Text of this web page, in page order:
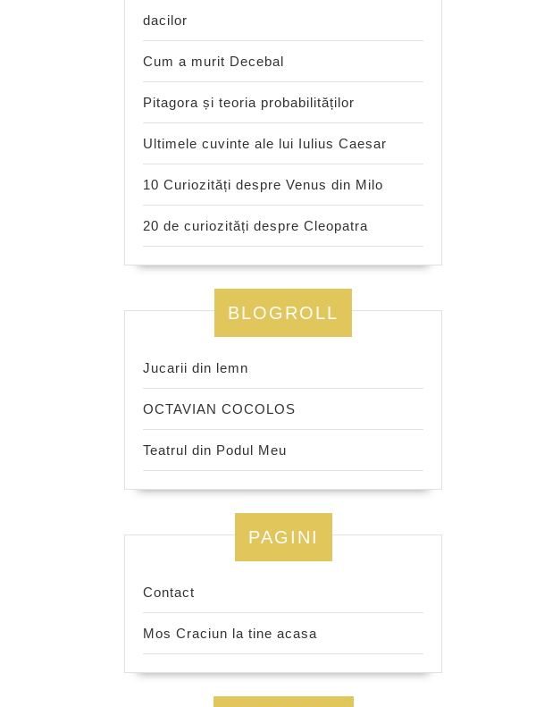
dacilor
Cum a murit Decebal
Pitagora și teoria probabilităților
Ultimele cuvinte ale lui Iulius Caesar
10 Curiozități despre Venus din Milo
20 de curiozități despre Cleopatra
BLOGROLL
Jucarii din lemn
OCTAVIAN COCOLOS
Teatrul din Podul Meu
PAGINI
Contact
Mos Craciun la tine acasa